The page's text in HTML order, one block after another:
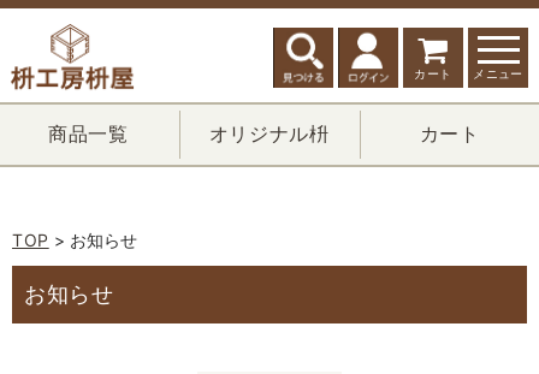
カート メニュー
商品一覧 オリジナル枡 カート
TOP > お知らせ
お知らせ